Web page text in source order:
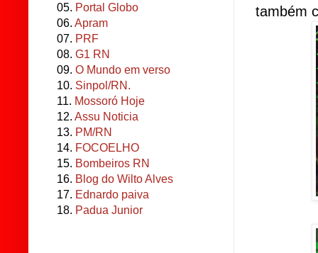
também
05. Portal Globo
06. Apram
07. PRF
08. G1 RN
09. O Mundo em verso
10. Sinpol/RN.
11. Mossoró Hoje
12. Assu Noticia
13. PM/RN
14. FOCOELHO
15. Bombeiros RN
16. Blog do Wilto Alves
17. Ednardo paiva
18. Padua Junior